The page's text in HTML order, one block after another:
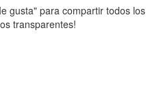
gusta" para compartir todos los
transparentes!